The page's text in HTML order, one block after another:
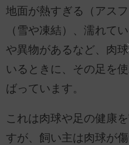
地面が熱すぎる（アス
（雪や凍結）、濡れて
や異物があるなど、肉
いるときに、その足を
ばっています。
これは肉球や足の健康
すが、飼い主は肉球が